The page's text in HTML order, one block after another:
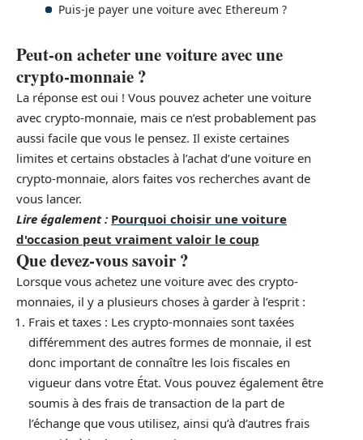
Puis-je payer une voiture avec Ethereum ?
Peut-on acheter une voiture avec une
crypto-monnaie ?
La réponse est oui ! Vous pouvez acheter une voiture
avec crypto-monnaie, mais ce n’est probablement pas
aussi facile que vous le pensez. Il existe certaines
limites et certains obstacles à l’achat d’une voiture en
crypto-monnaie, alors faites vos recherches avant de
vous lancer.
Lire également : Pourquoi choisir une voiture
d'occasion peut vraiment valoir le coup
Que devez-vous savoir ?
Lorsque vous achetez une voiture avec des crypto-
monnaies, il y a plusieurs choses à garder à l’esprit :
Frais et taxes : Les crypto-monnaies sont taxées
différemment des autres formes de monnaie, il est
donc important de connaître les lois fiscales en
vigueur dans votre État. Vous pouvez également être
soumis à des frais de transaction de la part de
l’échange que vous utilisez, ainsi qu’à d’autres frais